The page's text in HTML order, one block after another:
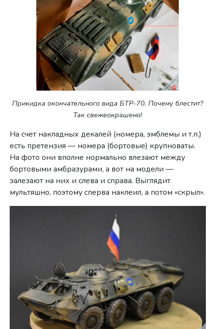
Прикидка окончательного вида БТР-70. Почему блестит?
Так свежеокрашено!
На счет накладных декалей (номера, эмблемы и т.п.)
есть претензия — номера (бортовые) крупноваты.
На фото они вполне нормально влезают между
бортовыми амбразурами, а вот на модели —
залезают на них и слева и справа. Выглядит
мультяшно, поэтому сперва наклеил, а потом «скрыл».